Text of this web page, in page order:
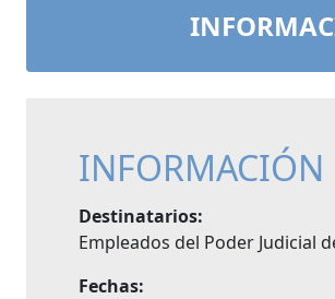
INFORMACIÓN
Destinatarios:
Empleados del Poder Judicial
Fechas: